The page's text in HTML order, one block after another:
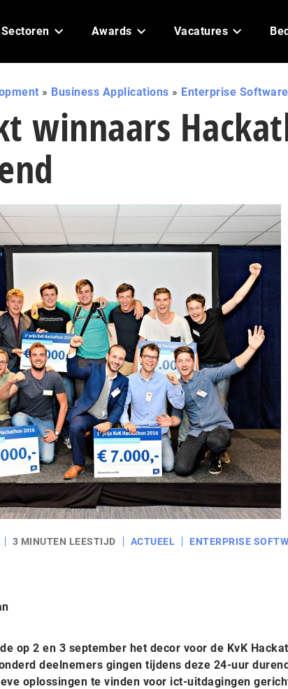
Sectoren Awards Vacatures
» Business Applications » Enterprise Software
winnaars
3 MINUTEN LEESTIJD ACTUEEL ENTERPRISE
op 2 en 3 september het decor voor de KvK
deelnemers gingen tijdens deze 24-uur
oplossingen te vinden voor ict-uitdagingen